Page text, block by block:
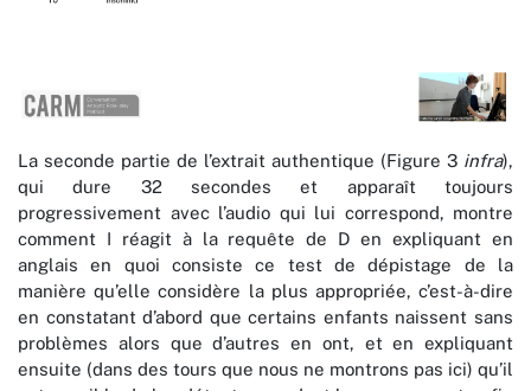
La seconde partie de l’extrait authentique (Figure 3 infra),
qui dure 32 secondes et apparaît toujours
progressivement avec l’audio qui lui correspond, montre
comment I réagit à la requête de D en expliquant en
anglais en quoi consiste ce test de dépistage de la
manière qu’elle considère la plus appropriée, c’est-à-dire
en constatant d’abord que certains enfants naissent sans
problèmes alors que d’autres en ont, et en expliquant
ensuite (dans des tours que nous ne montrons pas ici) qu’il